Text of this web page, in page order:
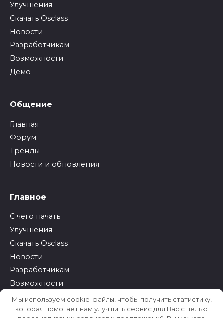
Улучшения
Скачать Osclass
Новости
Разработчикам
Возможности
Демо
Общение
Главная
Форум
Тренды
Новости и обновления
Главное
С чего начать
Улучшения
Скачать Osclass
Новости
Разработчикам
Возможности
Демо
Мы используем cookie-файлы, чтобы получить статистику,
которая помогает нам улучшить сервис для Вас с целью